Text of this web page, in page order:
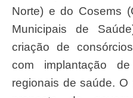
Norte) e do Cosems
Municipais de
criação de
com implantação
regionais de saúde.